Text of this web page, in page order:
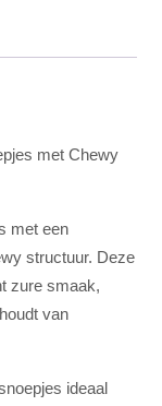
met Chewy
met een
structuur. Deze
zure smaak,
van
ideaal